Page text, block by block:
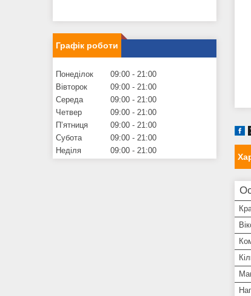
Графік роботи
Понеділок 09:00
21:00
Вівторок
09:00
21:00
Середа
09:00
21:00
Четвер
09:00
21:00
Пʼятниця
09:00
21:00
Субота
09:00
21:00
Неділя
09:00 21:00